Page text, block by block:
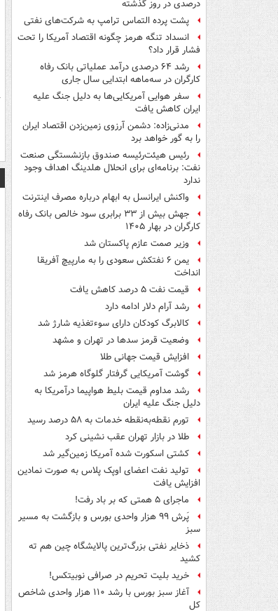
درصدی در روز گذشته
پشت پرده التماس ترامپ به شرکت‌های نفتی
انسداد تنگه هرمز چگونه اقتصاد آمریکا را تحت
فشار قرار داد؟
رشد ۶۴ درصدی درآمد عملیاتی بانک رفاه
کارگران در سه‌ماهه ابتدایی سال جاری
سفر هوایی آمریکایی‌ها به دلیل جنگ علیه
ایران کاهش یافت
مدنی‌زاده: دشمن آرزوی زمین‌زدن اقتصاد ایران
را به گور خواهد برد
رئیس هیئت‌رئیسه صندوق بازنشستگی صنعت
نفت: برنامه‌ای برای انحلال هلدینگ اهداف وجود
ندارد
واکنش ایرانسل به ابهام درباره مصرف اینترنت
جهش بیش از ۳۳ برابری سود خالص بانک رفاه
کارگران در بهار ۱۴۰۵
وزیر صمت عازم پاکستان شد
یمن ۶ نفتکش سعودی را به مارپیچ آفریقا
انداخت
قیمت نفت ۵ درصد کاهش یافت
رشد آرام دلار ادامه دارد
کالابرگ کودکان دارای سوءتغذیه شارژ شد
وضعیت قرمز سدها در تهران و مشهد
افزایش قیمت جهانی طلا
گوشت آمریکایی گرفتار گلوگاه هرمز شد
رشد مداوم قیمت بلیط هواپیما درآمریکا به
دلیل جنگ علیه ایران
تورم نقطه‌به‌نقطه خدمات به ۵۸ درصد رسید
طلا در بازار تهران عقب نشینی کرد
کشتی اسکورت شده آمریکا زمین‌گیر شد
تولید نفت اعضای اوپک پلاس به صورت نمادین
افزایش یافت
ماجرای ۵ همتی که بر باد رفت!
پَرش ۹۹ هزار واحدی بورس و بازگشت به مسیر
سبز
ذخایر نفتی بزرگ‌ترین پالایشگاه چین هم ته
کشید
خرید بلیت تحریم در صرافی نوبیتکس!
آغاز سبز بورس با رشد ۱۱۰ هزار واحدی شاخص
کل